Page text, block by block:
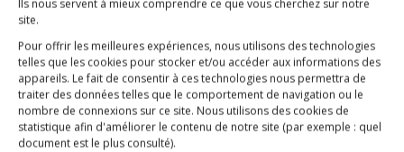
Ils nous servent à mieux comprendre ce que vous cherchez sur notre
site.
Pour offrir les meilleures expériences, nous utilisons des technologies
telles que les cookies pour stocker et/ou accéder aux informations des
appareils. Le fait de consentir à ces technologies nous permettra de
traiter des données telles que le comportement de navigation ou le
nombre de connexions sur ce site. Nous utilisons des cookies de
statistique afin d'améliorer le contenu de notre site (par exemple : quel
document est le plus consulté).